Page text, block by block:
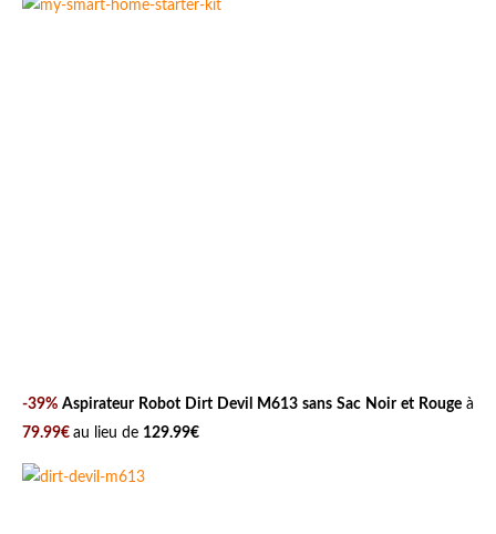
-39% Aspirateur Robot Dirt Devil M613 sans Sac Noir et Rouge à
79.99€ au lieu de 129.99€